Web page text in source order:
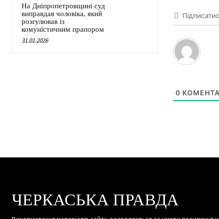
На Дніпропетровщині суд
виправдав чоловіка, який
розгулював із
комуністичним прапором
31.01.2026
0
ЧЕРКАСЬКА ПРАВДА